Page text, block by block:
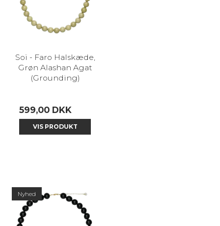
Soï - Faro Halskæde,
Grøn Alashan Agat
(Grounding)
599,00 DKK
VIS PRODUKT
Nyhed